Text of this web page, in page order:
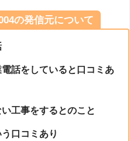
の発信元について
話をしていると口コミあ
工事をするとのこと
口コミあり